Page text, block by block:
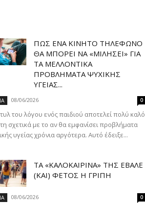
ΠΏΣ ΈΝΑ ΚΙΝΗΤΌ ΤΗΛΈΦΩΝΟ
ΘΑ ΜΠΟΡΕΊ ΝΑ «ΜΙΛΉΣΕΙ» ΓΙΑ
ΤΑ ΜΕΛΛΟΝΤΙΚΆ
ΠΡΟΒΛΉΜΑΤΑ ΨΥΧΙΚΉΣ
ΥΓΕΊΑΣ...
08/06/2026 0
του λόγου ενός παιδιού αποτελεί πολύ καλό
σχετικά με το αν θα εμφανίσει προβλήματα
υγείας χρόνια αργότερα. Αυτό έδειξε...
ΤΑ «ΚΑΛΟΚΑΙΡΙΝΆ» ΤΗΣ ΈΒΑΛΕ
(ΚΑΙ) ΦΈΤΟΣ Η ΓΡΊΠΗ
08/06/2026 0